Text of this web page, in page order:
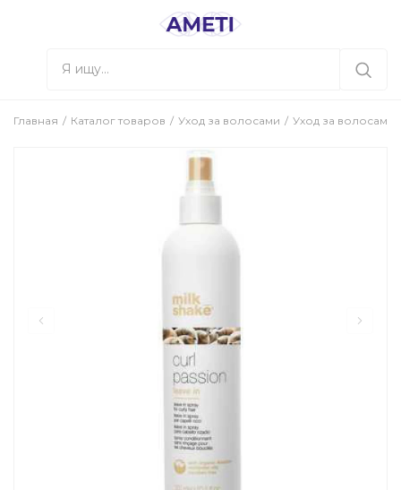
Главная Каталог товаров Уход за волосами Уход за волосами